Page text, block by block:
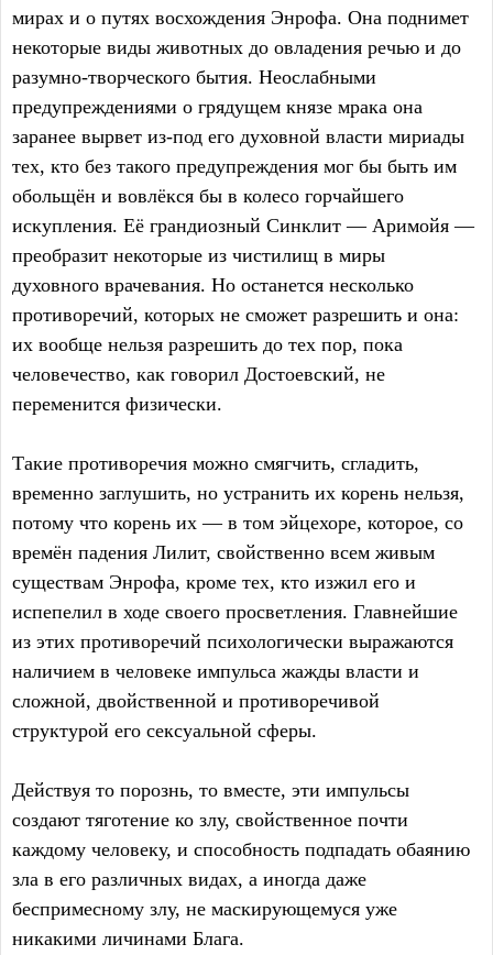
мирах и о путях восхождения Энрофа. Она поднимет
некоторые виды животных до овладения речью и до
разумно-творческого бытия. Неослабными
предупреждениями о грядущем князе мрака она
заранее вырвет из-под его духовной власти мириады
тех, кто без такого предупреждения мог бы быть им
обольщён и вовлёкся бы в колесо горчайшего
искупления. Её грандиозный Синклит — Аримойя —
преобразит некоторые из чистилищ в миры
духовного врачевания. Но останется несколько
противоречий, которых не сможет разрешить и она:
их вообще нельзя разрешить до тех пор, пока
человечество, как говорил Достоевский, не
переменится физически.
Такие противоречия можно смягчить, сгладить,
временно заглушить, но устранить их корень нельзя,
потому что корень их — в том эйцехоре, которое, со
времён падения Лилит, свойственно всем живым
существам Энрофа, кроме тех, кто изжил его и
испепелил в ходе своего просветления. Главнейшие
из этих противоречий психологически выражаются
наличием в человеке импульса жажды власти и
сложной, двойственной и противоречивой
структурой его сексуальной сферы.
Действуя то порознь, то вместе, эти импульсы
создают тяготение ко злу, свойственное почти
каждому человеку, и способность подпадать обаянию
зла в его различных видах, а иногда даже
беспримесному злу, не маскирующемуся уже
никакими личинами Блага.